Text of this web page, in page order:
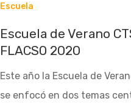
Escuela
Escuela de Verano
FLACSO 2020
Este año la Escuela de
se enfocó en dos temas